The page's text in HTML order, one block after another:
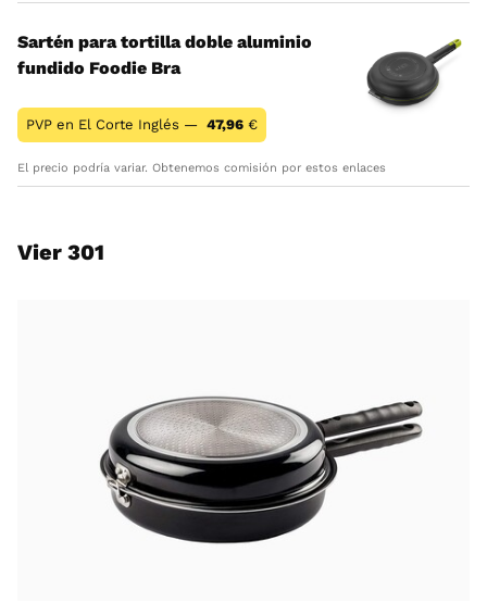
Sartén para tortilla doble aluminio
fundido Foodie Bra
PVP en El Corte Inglés — 47,96 €
El precio podría variar. Obtenemos comisión por estos enlaces
Vier 301